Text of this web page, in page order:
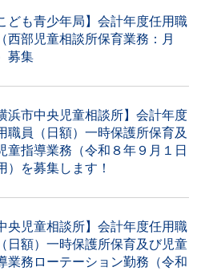
ども青少年局】会計年度任用職
西部児童相談所保育業務：月
募集
浜市中央児童相談所】会計年度
職員（日額）一時保護所保育及
童指導業務（令和８年９月１日
）を募集します！
央児童相談所】会計年度任用職
日額）一時保護所保育及び児童
業務ローテーション勤務（令和